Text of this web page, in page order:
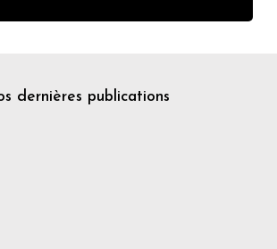
dernières publications